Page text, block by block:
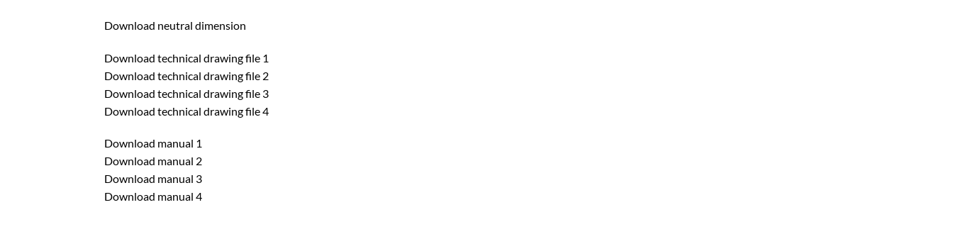
Download neutral dimension
Download technical drawing file 1
Download technical drawing file 2
Download technical drawing file 3
Download technical drawing file 4
Download manual 1
Download manual 2
Download manual 3
Download manual 4